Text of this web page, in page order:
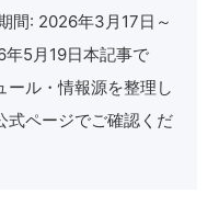
間: 2026年3月17日～
5月19日本記事で
ール・情報源を整理し
式ページでご確認くだ